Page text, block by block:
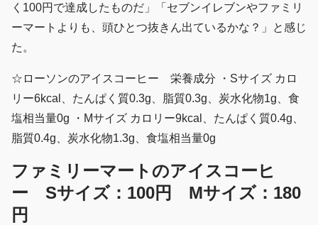
く100円で達成したものだ」「セブンイレブンやファミリ
ーマートよりも、頭ひとつ抜きん出ているかな？」と感じ
た。
☆ローソンのアイスコーヒー 栄養成分 ・Sサイズ カロ
リー6kcal、たんぱく質0.3g、脂質0.3g、炭水化物1g、食
塩相当量0g ・Mサイズ カロリー9kcal、たんぱく質0.4g、
脂質0.4g、炭水化物1.3g、食塩相当量0g
ファミリーマートのアイスコーヒ
ー Sサイズ：100円 Mサイズ：180
円